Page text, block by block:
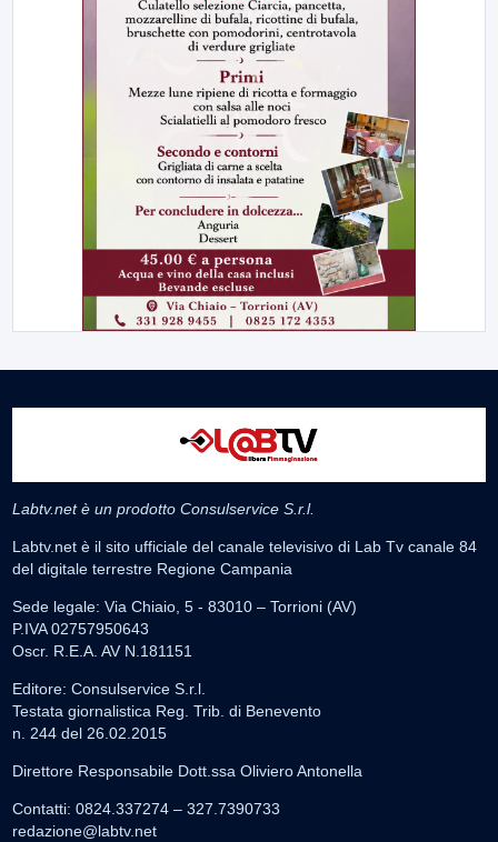
Labtv.net è un prodotto Consulservice S.r.l.
Labtv.net è il sito ufficiale del canale televisivo di Lab Tv canale 84
del digitale terrestre Regione Campania
Sede legale: Via Chiaio, 5 - 83010 – Torrioni (AV)
P.IVA 02757950643
Oscr. R.E.A. AV N.181151
Editore: Consulservice S.r.l.
Testata giornalistica Reg. Trib. di Benevento
n. 244 del 26.02.2015
Direttore Responsabile Dott.ssa Oliviero Antonella
Contatti: 0824.337274 – 327.7390733
redazione@labtv.net